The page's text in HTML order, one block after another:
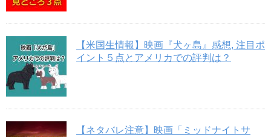
【米国生情報】映画『犬ヶ島』感想, 注目ポ
イント５点とアメリカでの評判は？
【ネタバレ注意】映画「ミッドナイトサ